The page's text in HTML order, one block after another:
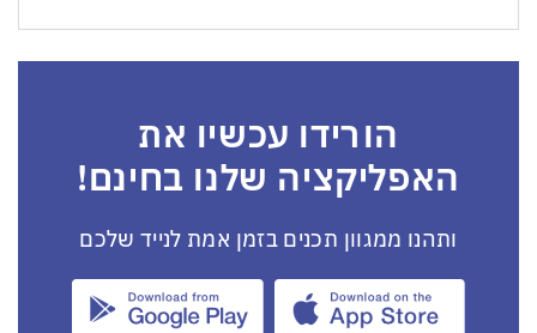
הורידו עכשיו את
האפליקציה שלנו בחינם!
ותהנו ממגוון תכנים בזמן אמת לנייד שלכם